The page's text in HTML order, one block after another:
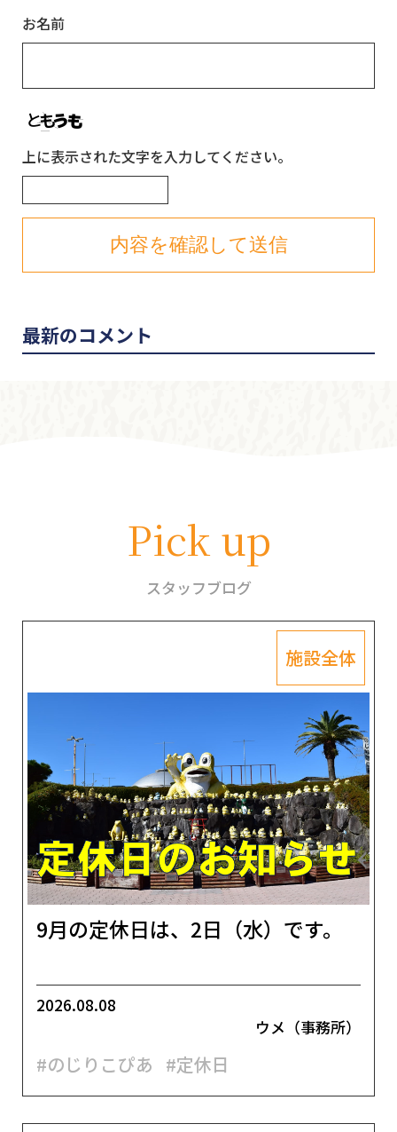
お名前
上に表示された文字を入力してください。
最新のコメント
Pick up
スタッフブログ
施設全体
9月の定休日は、2日（水）です。
2026.08.08
ウメ（事務所）
#のじりこぴあ #定休日